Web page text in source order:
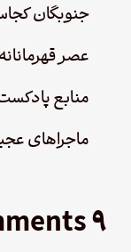
جنوبگان
عصر
منابع
ماجراهای
۹ Comments